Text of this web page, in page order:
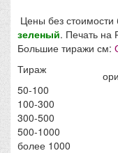
Цены без стоимости
зеленый. Печать на
Большие тиражи см:
Тираж
50-100
100-300
300-500
500-1000
более 1000